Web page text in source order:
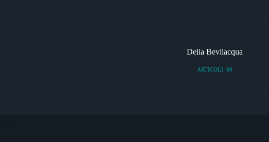
Delia Bevilacqua
ARTICOLI: 60